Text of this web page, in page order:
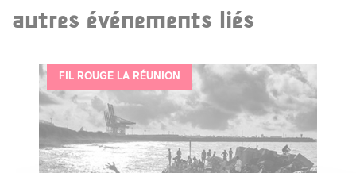
autres événements liés
FIL ROUGE LA RÉUNION